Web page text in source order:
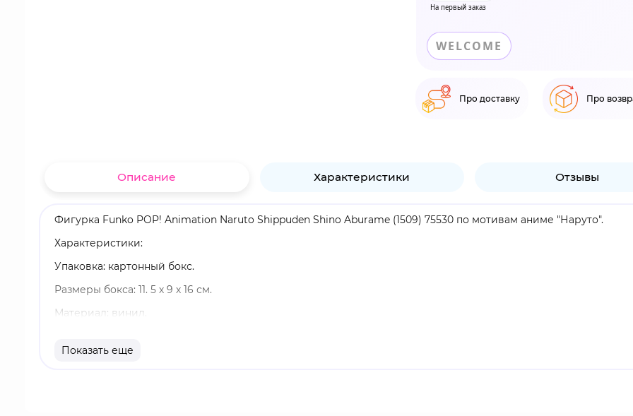
На первый заказ
WELCOME
Про доставку Про
Описание Характеристики Отзывы
Фигурка Funko POP! Animation Naruto Shippuden Shino Aburame (1509) 75530 по мотивам аниме "Наруто".
Характеристики:
Упаковка: картонный бокс.
Размеры бокса: 11. 5 х 9 х 16 см.
Материал: винил.
Разработчик/Издатель: Funko.
Показать еще